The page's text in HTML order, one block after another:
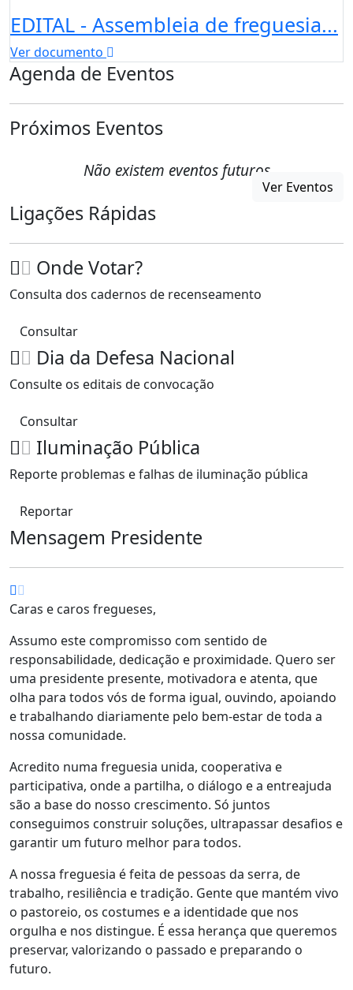
EDITAL - Assembleia de freguesia...
Ver documento
Agenda de Eventos
Próximos Eventos
Não existem eventos futuros
Ver Eventos
Ligações Rápidas
Onde Votar?
Consulta dos cadernos de recenseamento
Consultar
Dia da Defesa Nacional
Consulte os editais de convocação
Consultar
Iluminação Pública
Reporte problemas e falhas de iluminação pública
Reportar
Mensagem Presidente
Caras e caros fregueses,
Assumo este compromisso com sentido de
responsabilidade, dedicação e proximidade. Quero ser
uma presidente presente, motivadora e atenta, que
olha para todos vós de forma igual, ouvindo, apoiando
e trabalhando diariamente pelo bem-estar de toda a
nossa comunidade.
Acredito numa freguesia unida, cooperativa e
participativa, onde a partilha, o diálogo e a entreajuda
são a base do nosso crescimento. Só juntos
conseguimos construir soluções, ultrapassar desafios e
garantir um futuro melhor para todos.
A nossa freguesia é feita de pessoas da serra, de
trabalho, resiliência e tradição. Gente que mantém vivo
o pastoreio, os costumes e a identidade que nos
orgulha e nos distingue. É essa herança que queremos
preservar, valorizando o passado e preparando o
futuro.